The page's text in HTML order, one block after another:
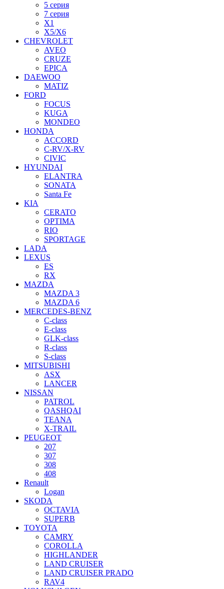
5 серия
7 серия
X1
X5/X6
CHEVROLET
AVEO
CRUZE
EPICA
DAEWOO
MATIZ
FORD
FOCUS
KUGA
MONDEO
HONDA
ACCORD
C-RV/X-RV
CIVIC
HYUNDAI
ELANTRA
SONATA
Santa Fe
KIA
CERATO
OPTIMA
RIO
SPORTAGE
LADA
LEXUS
ES
RX
MAZDA
MAZDA 3
MAZDA 6
MERCEDES-BENZ
C-class
E-class
GLK-class
R-class
S-class
MITSUBISHI
ASX
LANCER
NISSAN
PATROL
QASHQAI
TEANA
X-TRAIL
PEUGEOT
207
307
308
408
Renault
Logan
SKODA
OCTAVIA
SUPERB
TOYOTA
CAMRY
COROLLA
HIGHLANDER
LAND CRUISER
LAND CRUISER PRADO
RAV4